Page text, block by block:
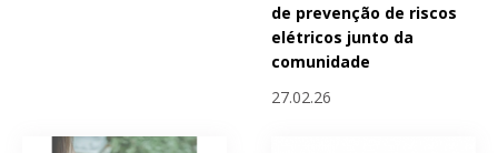
de prevenção de riscos
elétricos junto da
comunidade
27.02.26